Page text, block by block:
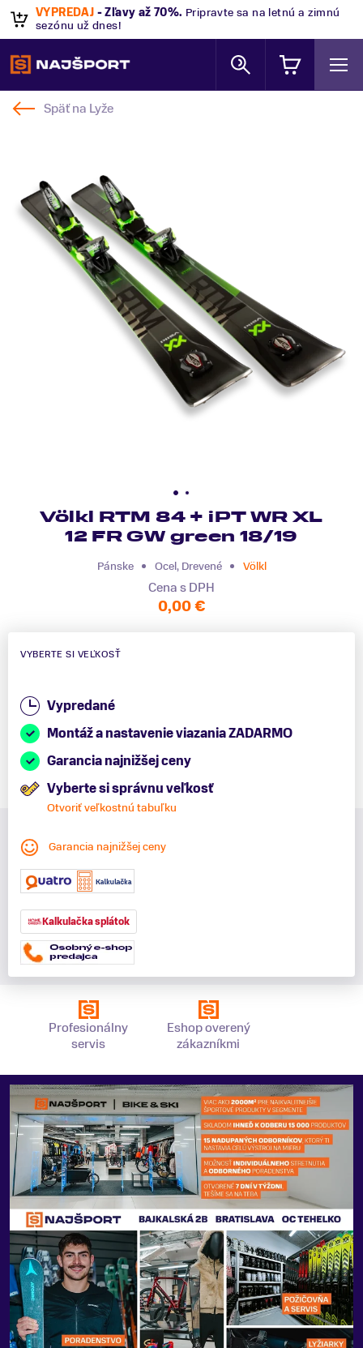
VÝPREDAJ - Zľavy až 70%. Pripravte sa na letnú a zimnú
sezónu už dnes!
Späť na Lyže
Völkl RTM 84 + iPT WR XL
12 FR GW green 18/19
Pánske Ocel, Drevené Völkl
Cena s DPH
0,00 €
VYBERTE SI VEĽKOSŤ
Vypredané
Montáž a nastavenie viazania ZADARMO
Garancia najnižšej ceny
Vyberte si správnu veľkosť
Otvoriť veľkostnú tabuľku
Garancia najnižšej ceny
Kalkulačka splátok
Profesionálny
servis
Eshop overený
zákazníkmi